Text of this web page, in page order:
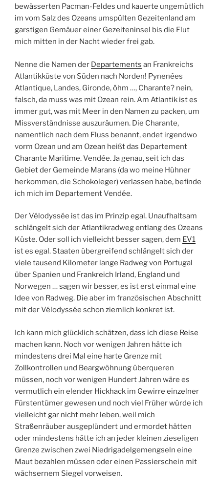
bewässerten Pacman-Feldes und kauerte ungemütlich
im vom Salz des Ozeans umspülten Gezeitenland am
garstigen Gemäuer einer Gezeiteninsel bis die Flut
mich mitten in der Nacht wieder frei gab.
Nenne die Namen der Departements an Frankreichs
Atlantikküste von Süden nach Norden! Pynenées
Atlantique, Landes, Gironde, öhm …, Charante? nein,
falsch, da muss was mit Ozean rein. Am Atlantik ist es
immer gut, was mit Meer in den Namen zu packen, um
Missverständnisse auszuräumen. Die Charante,
namentlich nach dem Fluss benannt, endet irgendwo
vorm Ozean und am Ozean heißt das Departement
Charante Maritime. Vendée. Ja genau, seit ich das
Gebiet der Gemeinde Marans (da wo meine Hühner
herkommen, die Schokoleger) verlassen habe, befinde
ich mich im Departement Vendée.
Der Vélodyssée ist das im Prinzip egal. Unaufhaltsam
schlängelt sich der Atlantikradweg entlang des Ozeans
Küste. Oder soll ich vielleicht besser sagen, dem EV1
ist es egal. Staaten übergreifend schlängelt sich der
viele tausend Kilometer lange Radweg von Portugal
über Spanien und Frankreich Irland, England und
Norwegen … sagen wir besser, es ist erst einmal eine
Idee von Radweg. Die aber im französischen Abschnitt
mit der Vélodyssée schon ziemlich konkret ist.
Ich kann mich glücklich schätzen, dass ich diese Reise
machen kann. Noch vor wenigen Jahren hätte ich
mindestens drei Mal eine harte Grenze mit
Zollkontrollen und Beargwöhnung überqueren
müssen, noch vor wenigen Hundert Jahren wäre es
vermutlich ein elender Hickhack im Gewirre einzelner
Fürstentümer gewesen und noch viel Früher würde ich
vielleicht gar nicht mehr leben, weil mich
Straßenräuber ausgeplündert und ermordet hätten
oder mindestens hätte ich an jeder kleinen zieseligen
Grenze zwischen zwei Niedrigadelgemengseln eine
Maut bezahlen müssen oder einen Passierschein mit
wächsernem Siegel vorweisen.